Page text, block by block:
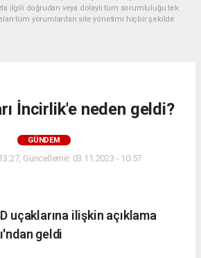
ilgili doğrudan veya dolaylı tüm sorumluluğu tek
tüm yorumlardan site yönetimi hiçbir şekilde
İncirlik'e neden geldi?
GÜNDEM
Güncelleme: 03.11.2023 - 10:57
uçaklarına ilişkin açıklama
geldi